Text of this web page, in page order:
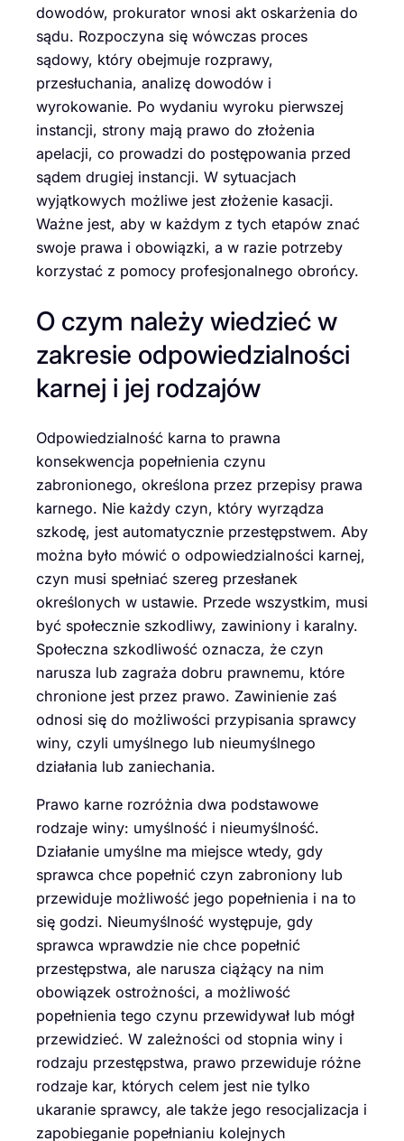
dowodów, prokurator wnosi akt oskarżenia do
sądu. Rozpoczyna się wówczas proces
sądowy, który obejmuje rozprawy,
przesłuchania, analizę dowodów i
wyrokowanie. Po wydaniu wyroku pierwszej
instancji, strony mają prawo do złożenia
apelacji, co prowadzi do postępowania przed
sądem drugiej instancji. W sytuacjach
wyjątkowych możliwe jest złożenie kasacji.
Ważne jest, aby w każdym z tych etapów znać
swoje prawa i obowiązki, a w razie potrzeby
korzystać z pomocy profesjonalnego obrońcy.
O czym należy wiedzieć w
zakresie odpowiedzialności
karnej i jej rodzajów
Odpowiedzialność karna to prawna
konsekwencja popełnienia czynu
zabronionego, określona przez przepisy prawa
karnego. Nie każdy czyn, który wyrządza
szkodę, jest automatycznie przestępstwem. Aby
można było mówić o odpowiedzialności karnej,
czyn musi spełniać szereg przesłanek
określonych w ustawie. Przede wszystkim, musi
być społecznie szkodliwy, zawiniony i karalny.
Społeczna szkodliwość oznacza, że czyn
narusza lub zagraża dobru prawnemu, które
chronione jest przez prawo. Zawinienie zaś
odnosi się do możliwości przypisania sprawcy
winy, czyli umyślnego lub nieumyślnego
działania lub zaniechania.
Prawo karne rozróżnia dwa podstawowe
rodzaje winy: umyślność i nieumyślność.
Działanie umyślne ma miejsce wtedy, gdy
sprawca chce popełnić czyn zabroniony lub
przewiduje możliwość jego popełnienia i na to
się godzi. Nieumyślność występuje, gdy
sprawca wprawdzie nie chce popełnić
przestępstwa, ale narusza ciążący na nim
obowiązek ostrożności, a możliwość
popełnienia tego czynu przewidywał lub mógł
przewidzieć. W zależności od stopnia winy i
rodzaju przestępstwa, prawo przewiduje różne
rodzaje kar, których celem jest nie tylko
ukaranie sprawcy, ale także jego resocjalizacja i
zapobieganie popełnianiu kolejnych